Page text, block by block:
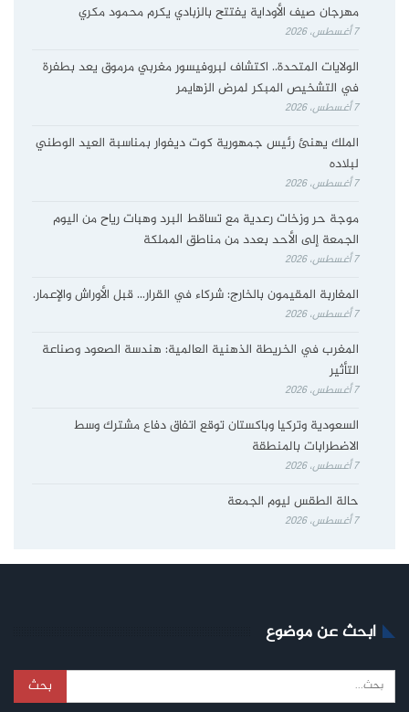
مهرجان صيف الأوداية يفتتح بالزبادي يكرم محمود مكري
7 أغسطس، 2026
الولايات المتحدة.. اكتشاف لبروفيسور مغربي مرموق يعد بطفرة
في التشخيص المبكر لمرض الزهايمر
7 أغسطس، 2026
الملك يهنئ رئيس جمهورية كوت ديفوار بمناسبة العيد الوطني
لبلاده
7 أغسطس، 2026
موجة حر وزخات رعدية مع تساقط البرد وهبات رياح من اليوم
الجمعة إلى الأحد بعدد من مناطق المملكة
7 أغسطس، 2026
المغاربة المقيمون بالخارج: شركاء في القرار… قبل الأوراش والإعمار.
7 أغسطس، 2026
المغرب في الخريطة الذهنية العالمية: هندسة الصعود وصناعة
التأثير
7 أغسطس، 2026
السعودية وتركيا وباكستان توقع اتفاق دفاع مشترك وسط
الاضطرابات بالمنطقة
7 أغسطس، 2026
حالة الطقس ليوم الجمعة
7 أغسطس، 2026
ابحث عن موضوع